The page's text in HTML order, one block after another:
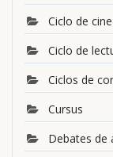
Ciclo de cine
Ciclo de
Ciclos de
Cursus
Debates de